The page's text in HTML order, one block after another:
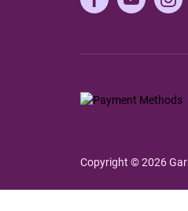
Copyright © 2026